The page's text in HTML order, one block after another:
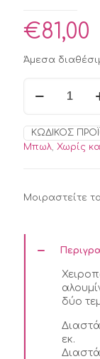
€81,00
Άμεσα
HAMMEL
ΑΛΟΥΜΙΝΙΟΥ
ΧΡΥΣΗ
ΣΕΤ
40X40X4,5
ποσότητα
ΚΩΔΙΚΌΣ
Μπωλ, Χωρίς
Μοιραστείτε το
δύο
εκ.